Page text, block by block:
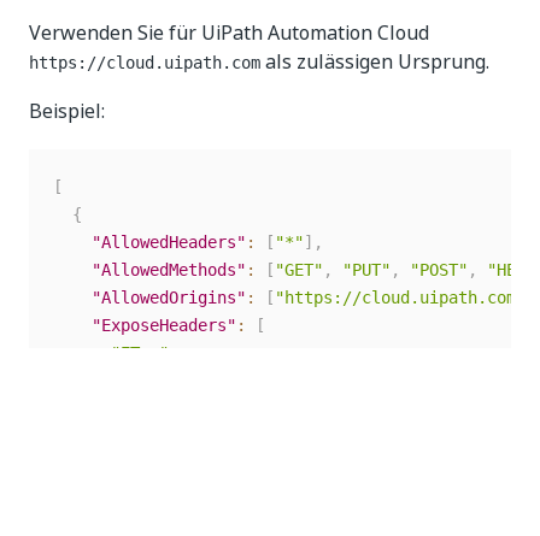
Verwenden Sie für UiPath Automation Cloud
https://cloud.uipath.com als zulässigen Ursprung.
Beispiel:
[
{
"AllowedHeaders" : [ "*"] ,
"AllowedMethods" : [ "GET" , "PUT" , "POST" ,
"AllowedOrigins" : [ "https://cloud.uipath.com"
"ExposeHeaders" :
[
"ETag"